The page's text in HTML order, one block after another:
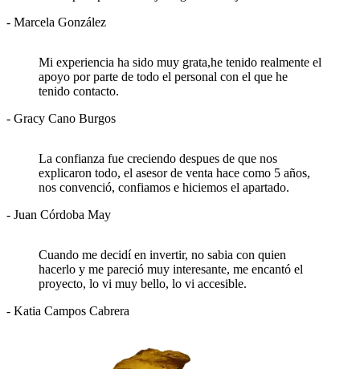
- Marcela González
Mi experiencia ha sido muy grata,he tenido realmente el
apoyo por parte de todo el personal con el que he
tenido contacto.
- Gracy Cano Burgos
La confianza fue creciendo despues de que nos
explicaron todo, el asesor de venta hace como 5 años,
nos convenció, confiamos e hiciemos el apartado.
- Juan Córdoba May
Cuando me decidí en invertir, no sabia con quien
hacerlo y me pareció muy interesante, me encantó el
proyecto, lo vi muy bello, lo vi accesible.
- Katia Campos Cabrera